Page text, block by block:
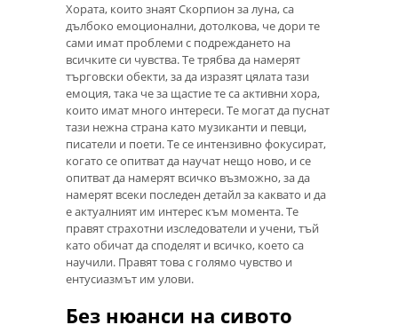
Хората, които знаят Скорпион за луна, са
дълбоко емоционални, дотолкова, че дори те
сами имат проблеми с подреждането на
всичките си чувства. Те трябва да намерят
търговски обекти, за да изразят цялата тази
емоция, така че за щастие те са активни хора,
които имат много интереси. Те могат да пуснат
тази нежна страна като музиканти и певци,
писатели и поети. Те се интензивно фокусират,
когато се опитват да научат нещо ново, и се
опитват да намерят всичко възможно, за да
намерят всеки последен детайл за каквато и да
е актуалният им интерес към момента. Те
правят страхотни изследователи и учени, тъй
като обичат да споделят и всичко, което са
научили. Правят това с голямо чувство и
ентусиазмът им улови.
Без нюанси на сивото